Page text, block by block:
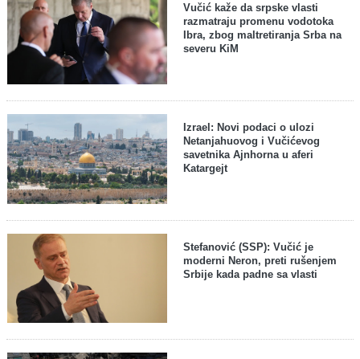
Vučić kaže da srpske vlasti
razmatraju promenu vodotoka
Ibra, zbog maltretiranja Srba na
severu KiM
Izrael: Novi podaci o ulozi
Netanjahuovog i Vučićevog
savetnika Ajnhorna u aferi
Katargejt
Stefanović (SSP): Vučić je
moderni Neron, preti rušenjem
Srbije kada padne sa vlasti